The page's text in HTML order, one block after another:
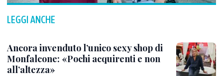
LEGGI ANCHE
Ancora invenduto l’unico sexy shop di
Monfalcone: «Pochi acquirenti e non
all’altezza»